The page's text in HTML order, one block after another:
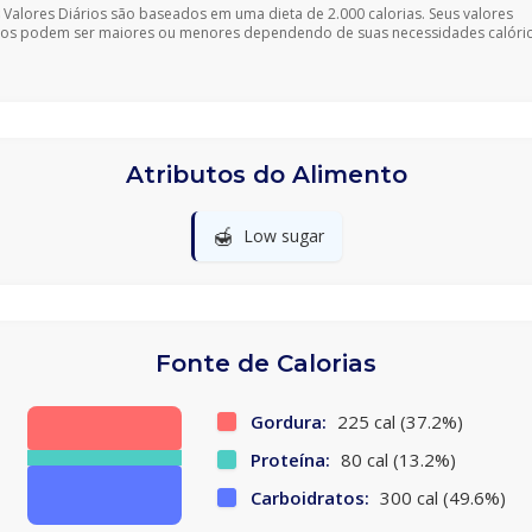
Diários são baseados em uma dieta de 2.000 calorias. Seus valores
podem ser maiores ou menores dependendo de suas necessidades
Atributos do Alimento
🍯 Low sugar
Fonte de Calorias
Gordura: 225 cal (37.2%)
Proteína: 80 cal (13.2%)
Carboidratos: 300 cal (49.6%)